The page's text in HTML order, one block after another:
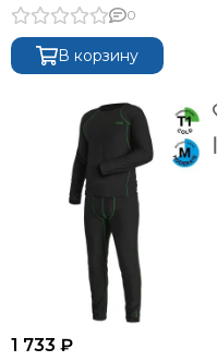
0
В корзину
1 733 ₽